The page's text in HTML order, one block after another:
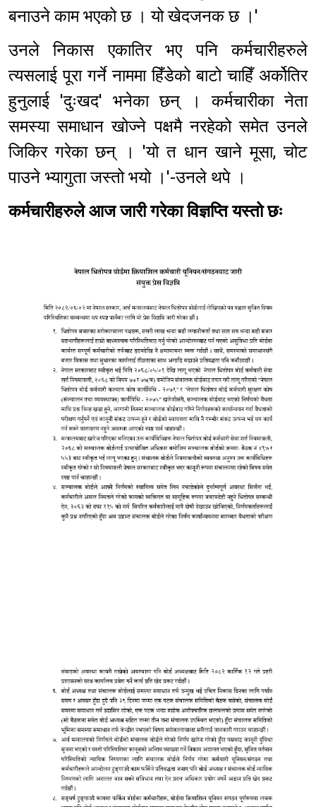
बनाउने काम भएको छ । यो खेदजनक छ ।'
उनले निकास एकातिर भए पनि कर्मचारीहरुले
त्यसलाई पूरा गर्ने नाममा हिँडेको बाटो चाहिँ अर्कोतिर
हुनुलाई 'दुःखद' भनेका छन् । कर्मचारीका नेता
समस्या समाधान खोज्ने पक्षमै नरहेको समेत उनले
जिकिर गरेका छन् । 'यो त धान खाने मूसा, चोट
पाउने भ्यागुता जस्तो भयो ।'-उनले थपे ।
कर्मचारीहरुले आज जारी गरेका विज्ञप्ति यस्तो छः